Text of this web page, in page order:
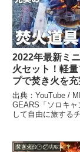
2022年最新ミ
火セット！軽
プで焚き火を
MINIMALIZE
ロキャンプを軽
由に旅するチ
出典：YouTube /
GEARS「ソロキャ
して自由に旅する
焚き火台・グリル